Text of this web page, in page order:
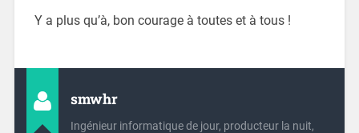
Y a plus qu’à, bon courage à toutes et à tous !
smwhr
Ingénieur informatique de jour, producteur la nuit,